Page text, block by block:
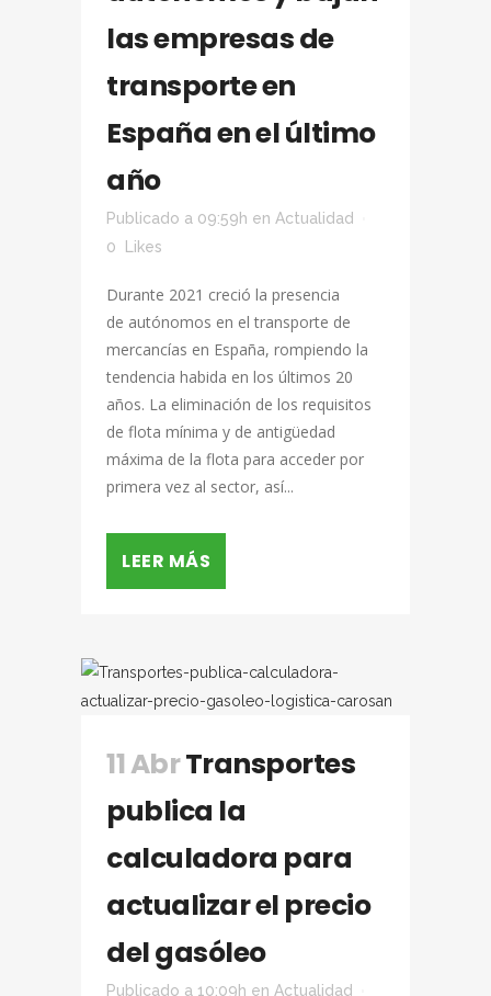
las empresas de
transporte en
España en el último
año
Publicado a 09:59h en Actualidad
0
Likes
Durante 2021 creció la presencia
de autónomos en el transporte de
mercancías en España, rompiendo la
tendencia habida en los últimos 20
años. La eliminación de los requisitos
de flota mínima y de antigüedad
máxima de la flota para acceder por
primera vez al sector, así...
LEER MÁS
11 AbrTransportes
publica la
calculadora para
actualizar el precio
del gasóleo
Publicado a 10:09h en Actualidad